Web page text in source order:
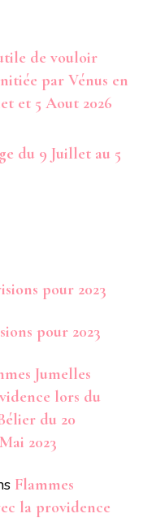
de vouloir
par Vénus en
et 5 Aout 2026
du 9 Juillet au 5
pour 2023
pour 2023
Jumelles
lors du
du 20
2023
Flammes
la providence